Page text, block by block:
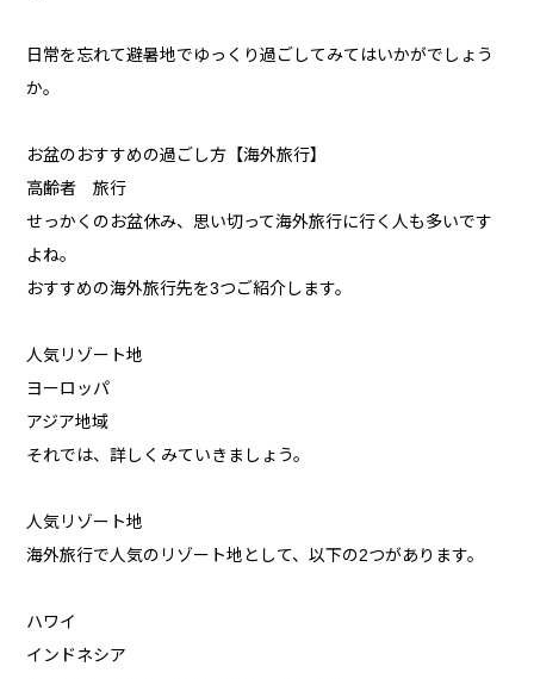
日常を忘れて避暑地でゆっくり過ごしてみてはいかがでしょう
か。
お盆のおすすめの過ごし方【海外旅行】
高齢者 旅行
せっかくのお盆休み、思い切って海外旅行に行く人も多いです
よね。
おすすめの海外旅行先を3つご紹介します。
人気リゾート地
ヨーロッパ
アジア地域
それでは、詳しくみていきましょう。
人気リゾート地
海外旅行で人気のリゾート地として、以下の2つがあります。
ハワイ
インドネシア